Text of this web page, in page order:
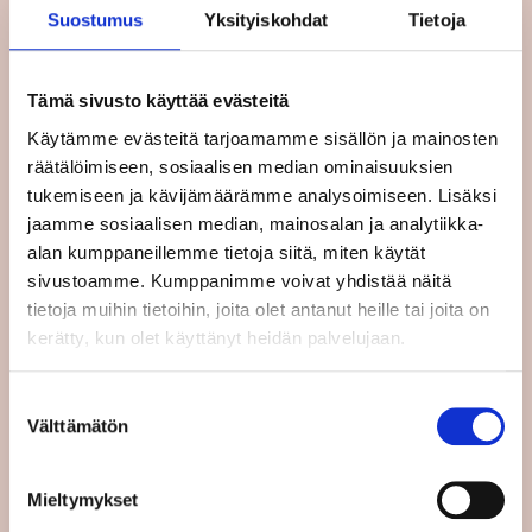
Suostumus Yksityiskohdat Tietoja
Tämä sivusto käyttää evästeitä
Käytämme evästeitä tarjoamamme sisällön ja mainosten
räätälöimiseen, sosiaalisen median ominaisuuksien
tukemiseen ja kävijämäärämme analysoimiseen. Lisäksi
jaamme sosiaalisen median, mainosalan ja analytiikka-
alan kumppaneillemme tietoja siitä, miten käytät
sivustoamme. Kumppanimme voivat yhdistää näitä
tietoja muihin tietoihin, joita olet antanut heille tai joita on
kerätty, kun olet käyttänyt heidän palvelujaan.
valinta
Välttämätön
Mieltymykset
sormien, kun EU:n alijäämämenettelyyn
joutumista arvioidaan.
riittäviä turvaamaan julkisia investointeja,
vaan ne tarvitsevat lisää joustoa velka- ja
alijäämäsäännöissä. Näin varmistetaan, että
julkisella sektorilla on mahdollisuus elvyttää
ja ylläpitää investointeja myös taantumissa.
Maakohtaisissa suosituksissa mainitut
julkiset investoinnit pitää jättää kokonaan
Kestävä kehitys ja sosiaalisten oikeuksien
pilari on kytkettävä talouspoliittiseen
suosituksissa mainitut näihin liittyvät